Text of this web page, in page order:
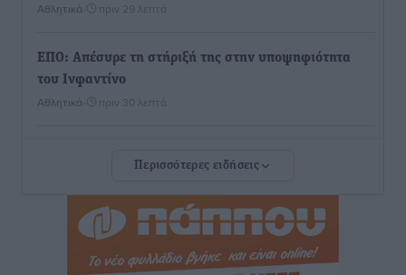
Αθλητικά πριν 29 λεπτά
ΕΠΟ: Απέσυρε τη στήριξή της στην υποψηφιότητα
του Ινφαντίνο
Αθλητικά πριν 30 λεπτά
Basketball Festival
Αθλητικά• πριν 32 λεπτά
6ο Kalymnos 3X3: Ολοκληρώθηκε με μεγάλη επιτυχία,
νικητές οι VAR!
Περισσότερες ειδήσεις